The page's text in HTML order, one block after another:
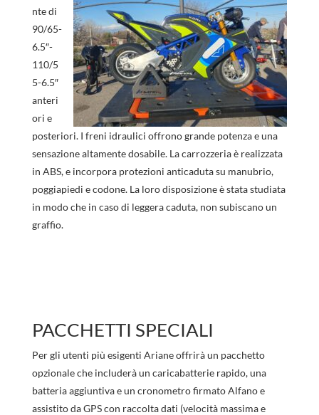
nte di
90/65-
6.5″-
110/5
5-6.5″
anteri
ori e
posteriori. I freni idraulici offrono grande potenza e una
sensazione altamente dosabile. La carrozzeria è realizzata
in ABS, e incorpora protezioni anticaduta su manubrio,
poggiapiedi e codone. La loro disposizione è stata studiata
in modo che in caso di leggera caduta, non subiscano un
graffio.
PACCHETTI SPECIALI
Per gli utenti più esigenti Ariane offrirà un pacchetto
opzionale che includerà un caricabatterie rapido, una
batteria aggiuntiva e un cronometro firmato Alfano e
assistito da GPS con raccolta dati (velocità massima e